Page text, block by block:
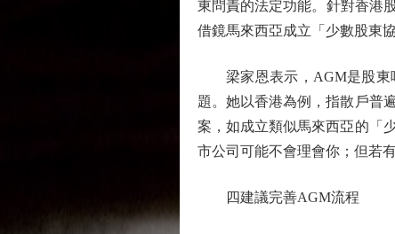
東問責的法定功能。針對香港
借鏡馬來西亞成立「少數股東
梁家恩表示，AGM是股東唯
題。她以香港為例，指散戶普
案，如成立類似馬來西亞的「
市公司可能不會理會你；但若
四建議完善AGM流程